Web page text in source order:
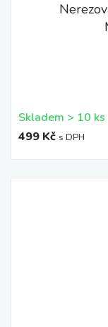
Skladem > 10 ks
499 Kč s DPH